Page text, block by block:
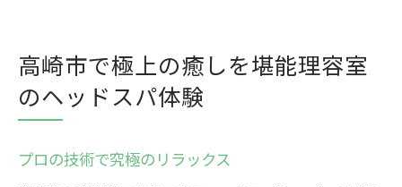
初めての方にも安心のヘッドスパ体験
疲れた心に活力を高崎市理容室のヘッドスパで
心を軽くするヘッドスパの秘密
高崎市で極上の癒しを堪能理容室
のヘッドスパ体験
プロの技術で究極のリラックス